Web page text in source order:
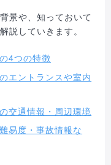
景や、知っておいて
説していきます。
4つの特徴
エントランスや室内
交通情報・周辺環境
易度・事故情報な